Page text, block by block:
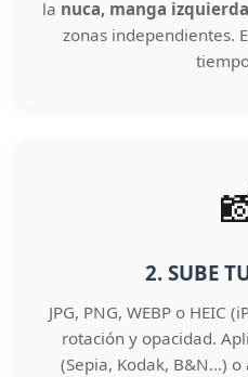
la nuca, manga
zonas independientes.
2. SUBE
JPG, PNG, WEBP o HEIC
rotación y opacidad.
(Sepia, Kodak, B&N…)